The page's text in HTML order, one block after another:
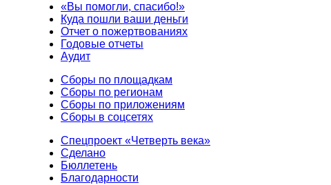
«Вы помогли, спасибо!»
Куда пошли ваши деньги
Отчет о пожертвованиях
Годовые отчеты
Аудит
Сборы по площадкам
Сборы по регионам
Сборы по приложениям
Сборы в соцсетях
Спецпроект «Четверть века»
Сделано
Бюллетень
Благодарности